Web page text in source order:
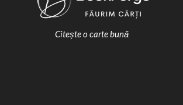
Citește o carte bună